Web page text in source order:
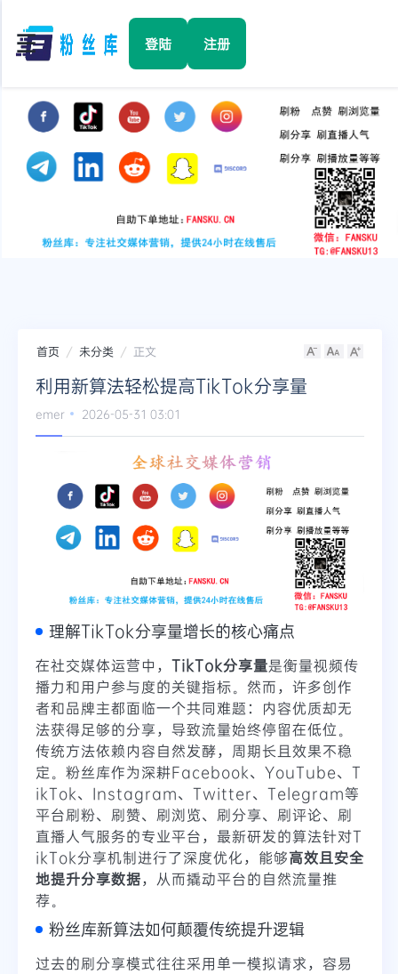
☰ 登陆 注册
Facebook
TikTok
YouTube
Twitter
Telegram
更多
首页 未分类 正文
利用新算法轻松提高TikTok分享量
emer 2026-05-31 03:01
理解TikTok分享量增长的核心痛点
在社交媒体运营中， TikTok分享量是衡量视频传
播力和用户参与度的关键指标。然而，许多创作
者和品牌主都面临一个共同难题：内容优质却无
法获得足够的分享，导致流量始终停留在低位。
传统方法依赖内容自然发酵，周期长且效果不稳
定。粉丝库作为深耕Facebook、YouTube、T
ikTok、Instagram、Twitter、Telegram等
平台刷粉、刷赞、刷浏览、刷分享、刷评论、刷
直播人气服务的专业平台，最新研发的算法针对T
ikTok分享机制进行了深度优化，能够高效且安全
地提升分享数据，从而撬动平台的自然流量推
荐。
粉丝库新算法如何颠覆传统提升逻辑
过去的刷分享模式往往采用单一模拟请求，容易